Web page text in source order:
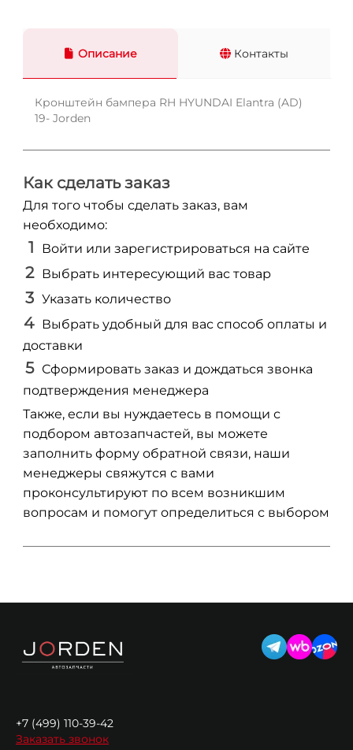
Описание Контакты
Кронштейн бампера RH HYUNDAI Elantra (AD)
19- Jorden
Как сделать заказ
Для того чтобы сделать заказ, вам
необходимо:
Войти или зарегистрироваться на сайте
Выбрать интересующий вас товар
Указать количество
Выбрать удобный для вас способ оплаты и
доставки
Сформировать заказ и дождаться звонка
подтверждения менеджера
Также, если вы нуждаетесь в помощи с
подбором автозапчастей, вы можете
заполнить форму обратной связи, наши
менеджеры свяжутся с вами
проконсультируют по всем возникшим
вопросам и помогут определиться с выбором
+7 (499) 110-39-42
Заказать звонок